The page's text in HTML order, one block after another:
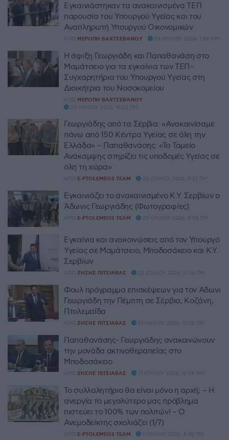
Εγκαινιάστηκαν τα ανακαινισμένα ΤΕΠ
παρουσία του Υπουργού Υγείας και του
Αναπληρωτή Υπουργού Οικονομικών
ΑΠΌ ΜΕΡΌΠΗ ΒΑΧΤΣΕΒΆΝΟΥ 23 ΙΟΥΛΊΟΥ 2026, 1:54 ΜΜ
Η άφιξη Γεωργιάδη και Παπαθανάση στο
Μαμάτσειο για τα εγκαίνια των ΤΕΠ–
Συγχαρητήρια του Υπουργού Υγείας στη
Διοικήτρια του Νοσοκομείου
ΑΠΌ ΜΕΡΌΠΗ ΒΑΧΤΣΕΒΆΝΟΥ
23 ΙΟΥΛΊΟΥ 2026, 10:26 ΠΜ
Γεωργιάδης από τα Σέρβια: «Ανακαινίσαμε
πάνω από 150 Κέντρα Υγείας σε όλη την
Ελλάδα» – Παπαθανάσης: «Το Ταμείο
Ανάκαμψης στηρίζει τις υποδομές Υγείας σε
όλη τη χώρα»
ΑΠΌ E-PTOLEMEOS TEAM 23 ΙΟΥΛΊΟΥ 2026, 9:57 ΠΜ
Εγκαινιάζει το ανακαινισμένο Κ.Υ. Σερβίων ο
Άδωνις Γεωργιάδης (Φωτογραφίες)
ΑΠΌ E-PTOLEMEOS TEAM 23 ΙΟΥΛΊΟΥ 2026, 8:58 ΠΜ
Εγκαίνια και ανακοινώσεις από τον Υπουργό
Υγείας σε Μαμάτσειο, Μποδοσάκειο και Κ.Υ.
Σερβίων
ΑΠΌ ΖΉΣΗΣ ΠΙΤΣΙΆΒΑΣ 22 ΙΟΥΛΊΟΥ 2026, 11:26 ΠΜ
Φουλ πρόγραμμα επισκέψεων για τον Άδωνι
Γεωργιάδη την Πέμπτη σε Σέρβια, Κοζάνη,
Πτολεμαΐδα
ΑΠΌ ΖΉΣΗΣ ΠΙΤΣΙΆΒΑΣ 21 ΙΟΥΛΊΟΥ 2026, 12:02 ΠΜ
Παπαθανάσης- Γεωργιάδης ανακοινώνουν
την μονάδα ακτινοθεραπείας στο
Μποδοσάκειο
ΑΠΌ ΖΉΣΗΣ ΠΙΤΣΙΆΒΑΣ 17 ΙΟΥΛΊΟΥ 2026, 12:56 ΜΜ
Το συλλαλητήριο θα είναι μόνο η αρχή; – Η
ανεργία το μεγαλύτερο μας πρόβλημα
πιστεύει το 100% των πολιτών! – Ο
Ανεμοδείκτης σχολιάζει (1/7)
ΑΠΌ E-PTOLEMEOS TEAM 1 ΙΟΥΛΊΟΥ 2026, 8:00 ΠΜ